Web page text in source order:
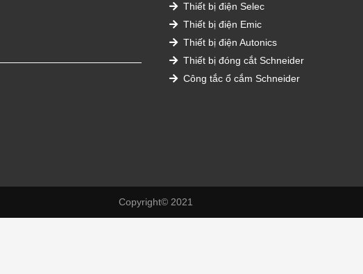
Thiết bị điện Selec
Thiết bị điện Emic
Thiết bị điện Autonics
Thiết bị đóng cắt Schneider
Công tắc ổ cắm Schneider
Copyright© 2021